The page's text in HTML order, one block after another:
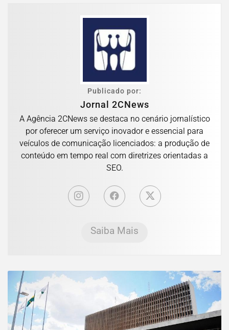
Publicado por:
Jornal 2CNews
A Agência 2CNews se destaca no cenário jornalístico
por oferecer um serviço inovador e essencial para
veículos de comunicação licenciados: a produção de
conteúdo em tempo real com diretrizes orientadas a
SEO.
Saiba Mais